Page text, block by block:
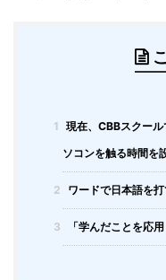
1 現在、CBBスクー
ソコンを触る時間を
2 ワードで日本語を
3 「学んだことを応